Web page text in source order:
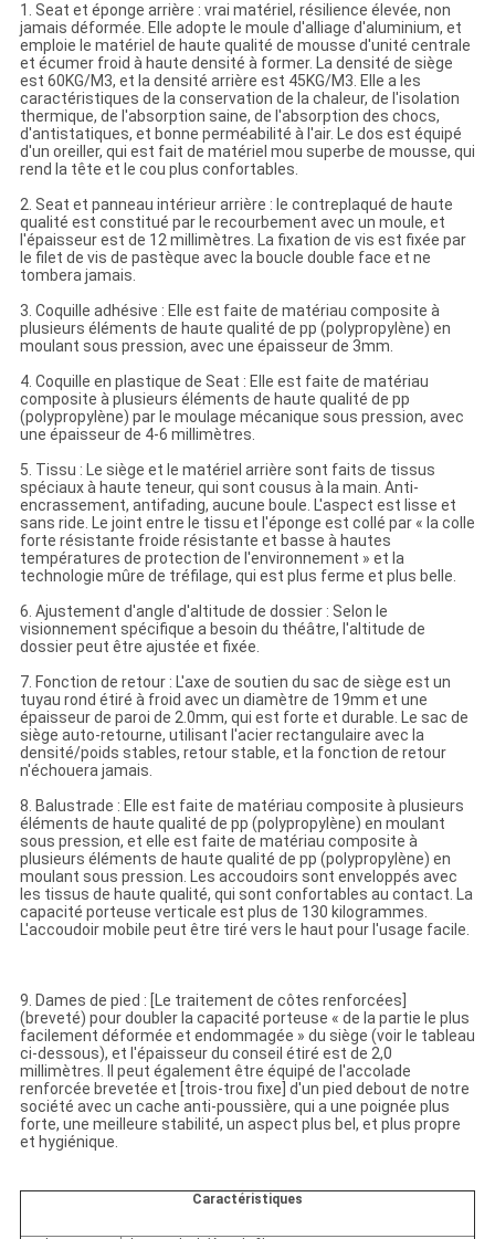
1. Seat et éponge arrière : vrai matériel, résilience élevée, non
jamais déformée. Elle adopte le moule d'alliage d'aluminium, et
emploie le matériel de haute qualité de mousse d'unité centrale
et écumer froid à haute densité à former. La densité de siège
est 60KG/M3, et la densité arrière est 45KG/M3. Elle a les
caractéristiques de la conservation de la chaleur, de l'isolation
thermique, de l'absorption saine, de l'absorption des chocs,
d'antistatiques, et bonne perméabilité à l'air. Le dos est équipé
d'un oreiller, qui est fait de matériel mou superbe de mousse, qui
rend la tête et le cou plus confortables.
2. Seat et panneau intérieur arrière : le contreplaqué de haute
qualité est constitué par le recourbement avec un moule, et
l'épaisseur est de 12 millimètres. La fixation de vis est fixée par
le filet de vis de pastèque avec la boucle double face et ne
tombera jamais.
3. Coquille adhésive : Elle est faite de matériau composite à
plusieurs éléments de haute qualité de pp (polypropylène) en
moulant sous pression, avec une épaisseur de 3mm.
4. Coquille en plastique de Seat : Elle est faite de matériau
composite à plusieurs éléments de haute qualité de pp
(polypropylène) par le moulage mécanique sous pression, avec
une épaisseur de 4-6 millimètres.
5. Tissu : Le siège et le matériel arrière sont faits de tissus
spéciaux à haute teneur, qui sont cousus à la main. Anti-
encrassement, antifading, aucune boule. L'aspect est lisse et
sans ride. Le joint entre le tissu et l'éponge est collé par « la colle
forte résistante froide résistante et basse à hautes
températures de protection de l'environnement » et la
technologie mûre de tréfilage, qui est plus ferme et plus belle.
6. Ajustement d'angle d'altitude de dossier : Selon le
visionnement spécifique a besoin du théâtre, l'altitude de
dossier peut être ajustée et fixée.
7. Fonction de retour : L'axe de soutien du sac de siège est un
tuyau rond étiré à froid avec un diamètre de 19mm et une
épaisseur de paroi de 2.0mm, qui est forte et durable. Le sac de
siège auto-retourne, utilisant l'acier rectangulaire avec la
densité/poids stables, retour stable, et la fonction de retour
n'échouera jamais.
8. Balustrade : Elle est faite de matériau composite à plusieurs
éléments de haute qualité de pp (polypropylène) en moulant
sous pression, et elle est faite de matériau composite à
plusieurs éléments de haute qualité de pp (polypropylène) en
moulant sous pression. Les accoudoirs sont enveloppés avec
les tissus de haute qualité, qui sont confortables au contact. La
capacité porteuse verticale est plus de 130 kilogrammes.
L'accoudoir mobile peut être tiré vers le haut pour l'usage facile.
9. Dames de pied : [Le traitement de côtes renforcées]
(breveté) pour doubler la capacité porteuse « de la partie le plus
facilement déformée et endommagée » du siège (voir le tableau
ci-dessous), et l'épaisseur du conseil étiré est de 2,0
millimètres. Il peut également être équipé de l'accolade
renforcée brevetée et [trois-trou fixe] d'un pied debout de notre
société avec un cache anti-poussière, qui a une poignée plus
forte, une meilleure stabilité, un aspect plus bel, et plus propre
et hygiénique.
Caractéristiques